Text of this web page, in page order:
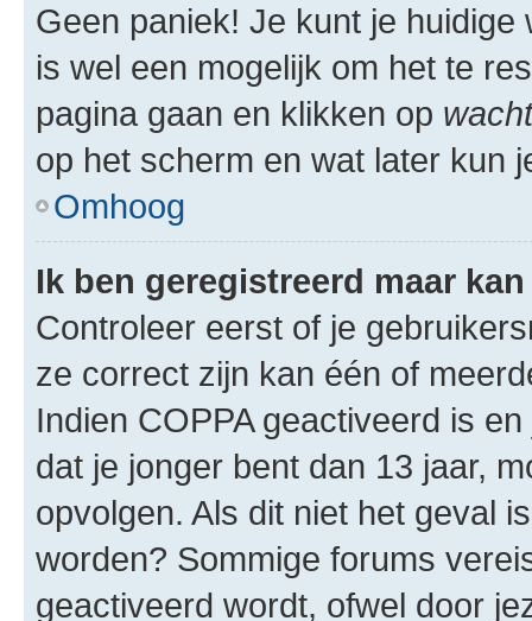
Geen paniek! Je kunt je
is wel een mogelijk om het te
pagina gaan en klikken op
op het scherm en wat later kun
Omhoog
Ik ben geregistreerd maar
Controleer eerst of je
ze correct zijn kan één of
Indien COPPA geactiveerd is
dat je jonger bent dan 13 jaar,
opvolgen. Als dit niet het geval
worden? Sommige forums
geactiveerd wordt, ofwel door